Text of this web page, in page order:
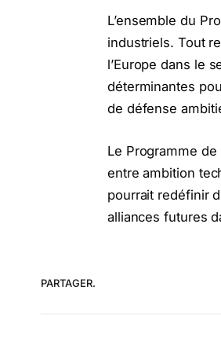
L’ensemble du
industriels. Tout
l’Europe dans le
déterminantes
de défense
Le Programme
entre ambition
pourrait redéfinir
alliances futures
PARTAGER.